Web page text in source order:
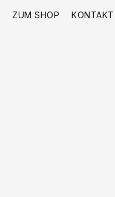
ZUM SHOP KONTAKT